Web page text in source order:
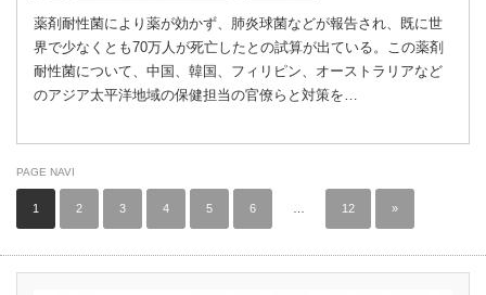
薬剤耐性菌により薬が効かず、肺炎球菌などが報告され、既に世
界で少なくとも70万人が死亡したとの試算が出ている。この薬剤
耐性菌について、中国、韓国、フィリピン、オーストラリアなど
のアジア太平洋地域の保健担当の官僚らと対策を…
PAGE NAVI
1 2 3 4 5 6 12 »